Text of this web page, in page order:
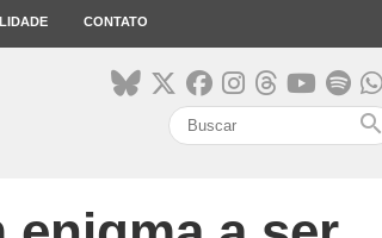
CONTATO
search